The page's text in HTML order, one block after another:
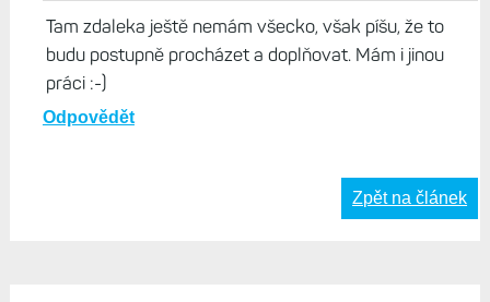
Tam zdaleka ještě nemám všecko, však píšu, že to
budu postupně procházet a doplňovat. Mám i jinou
práci :-)
Odpovědět
Zpět na článek